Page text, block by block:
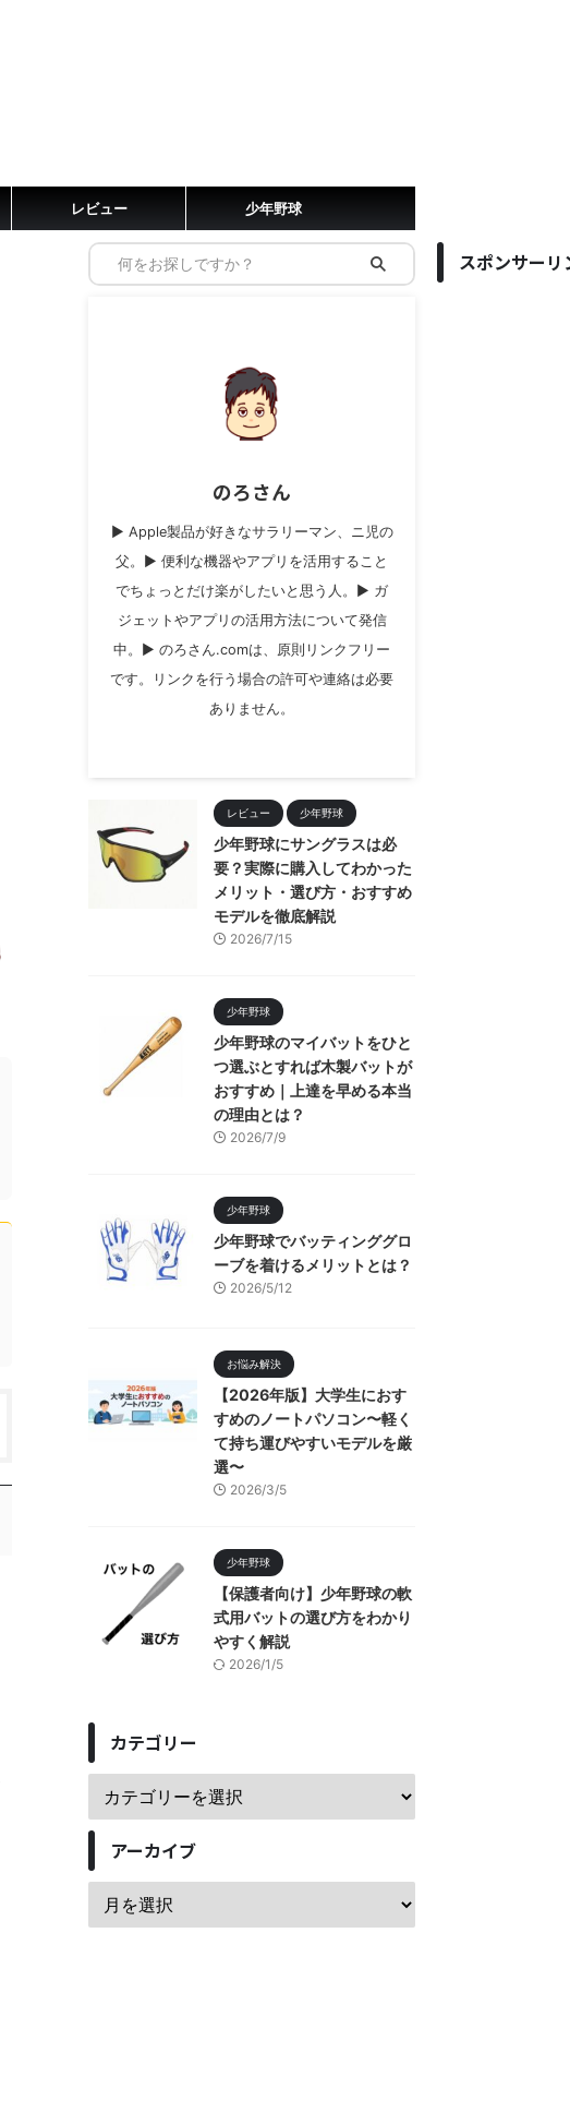
レビュー 少年野球
のろさん
▶︎ Apple製品が好きなサラリーマン、ニ児の
父。▶︎ 便利な機器やアプリを活用すること
でちょっとだけ楽がしたいと思う人。▶︎ ガ
ジェットやアプリの活用方法について発信
中。▶︎ のろさん.comは、原則リンクフリー
です。リンクを行う場合の許可や連絡は必要
ありません。
レビュー 少年野球
少年野球にサングラスは必
要？実際に購入してわかった
メリット・選び方・おすすめ
モデルを徹底解説
2026/7/15
少年野球
少年野球のマイバットをひと
つ選ぶとすれば木製バットが
おすすめ｜上達を早める本当
の理由とは？
2026/7/9
少年野球
少年野球でバッティンググロ
ーブを着けるメリットとは？
2026/5/12
お悩み解決
【2026年版】大学生におす
すめのノートパソコン〜軽く
て持ち運びやすいモデルを厳
選〜
2026/3/5
少年野球
【保護者向け】少年野球の軟
式用バットの選び方をわかり
やすく解説
2026/1/5
カテゴリー
アーカイブ
スポンサーリ